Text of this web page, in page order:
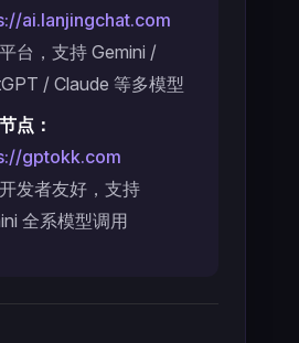
ai.lanjingchat.com
台，支持 Gemini /
/ Claude 等多模型
点：
gptokk.com
发者友好，支持
全系模型调用